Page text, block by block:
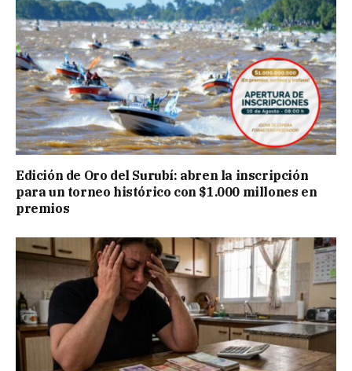
Edición de Oro del Surubí: abren la inscripción
para un torneo histórico con $1.000 millones en
premios